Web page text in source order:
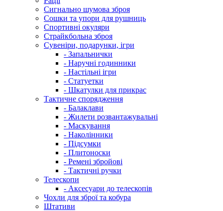
Сигнально шумова зброя
Сошки та упори для рушниць
Спортивні окуляри
Страйкбольна зброя
Сувеніри, подарунки, ігри
- Запальнички
- Наручні годинники
- Настільні ігри
- Статуетки
- Шкатулки для прикрас
Тактичне спорядження
- Балаклави
- Жилети розвантажувальні
- Маскування
- Наколінники
- Підсумки
- Плитоноски
- Ремені збройові
- Тактичні ручки
Телескопи
- Аксесуари до телескопів
Чохли для зброї та кобура
Штативи